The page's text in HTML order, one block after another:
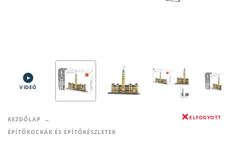
VIDEÓ
KEZDŐLAP
ÉPÍTŐKOCKÁK ÉS ÉPÍTŐKÉSZLETEK
ELFOGYOTT